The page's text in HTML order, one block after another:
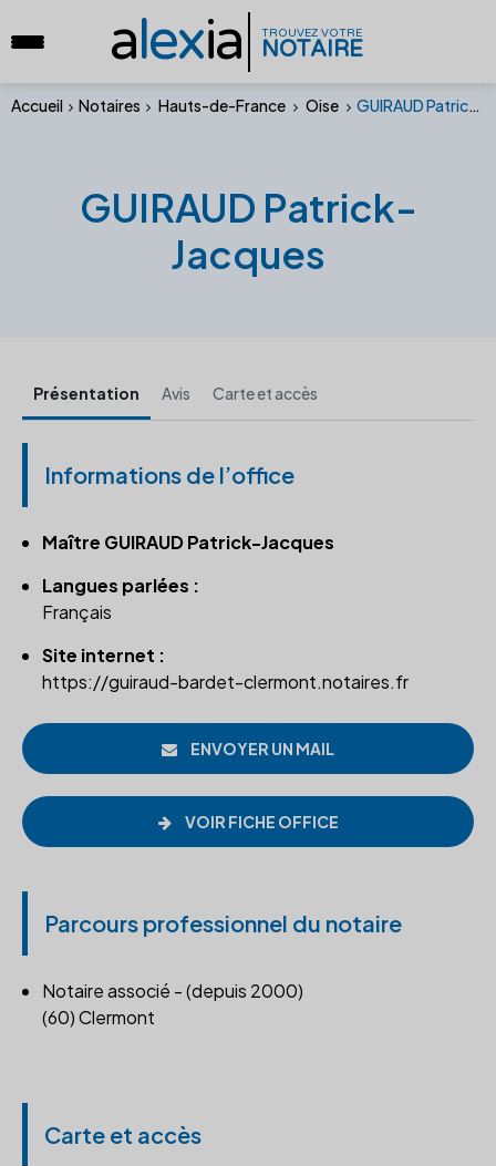
alexia TROUVEZ VOTRE
NOTAIRE
Accueil Notaires Hauts-de-France Oise GUIRAUD Patrick-Jacques
GUIRAUD Patrick-
Jacques
Présentation Avis Carte et accès
Informations de l’office
Maître GUIRAUD Patrick-Jacques
Langues parlées :
Français
Site internet :
https://guiraud-bardet-clermont.notaires.fr
ENVOYER UN MAIL
VOIR FICHE OFFICE
Parcours professionnel du notaire
Notaire associé - (depuis 2000)
(60) Clermont
Carte et accès